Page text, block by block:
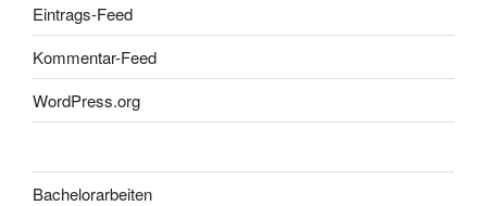
Eintrags-Feed
Kommentar-Feed
WordPress.org
Bachelorarbeiten